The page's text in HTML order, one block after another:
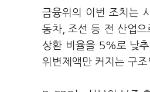
금융위의 이번 조치는
동차, 조선 등 전 산업
상환 비율을 5%로 낮
위변제액만 커지는 구조